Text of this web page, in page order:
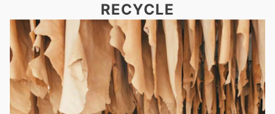
RECYCLE